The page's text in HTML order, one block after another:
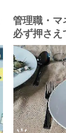
管理職・マ
必ず押さえ